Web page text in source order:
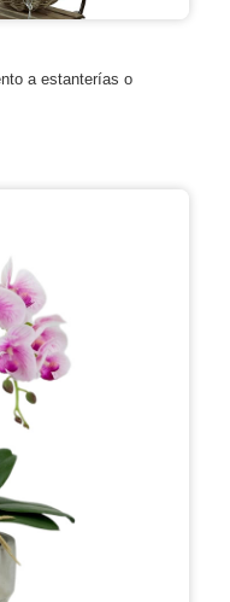
a estanterías o